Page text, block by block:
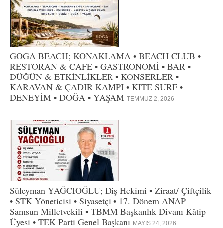
GOGA BEACH; KONAKLAMA • BEACH CLUB •
RESTORAN & CAFE • GASTRONOMİ • BAR •
DÜĞÜN & ETKİNLİKLER • KONSERLER •
KARAVAN & ÇADIR KAMPI • KITE SURF •
DENEYİM • DOĞA • YAŞAM TEMMUZ 2, 2026
Süleyman YAĞCIOĞLU; Diş Hekimi • Ziraat/ Çiftçilik
• STK Yöneticisi • Siyasetçi • 17. Dönem ANAP
Samsun Milletvekili • TBMM Başkanlık Divanı Kâtip
Üyesi • TEK Parti Genel Başkanı MAYIS 24, 2026